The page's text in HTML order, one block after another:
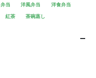
弁当 洋風弁当
洋食弁当
紅茶 茶碗蒸し